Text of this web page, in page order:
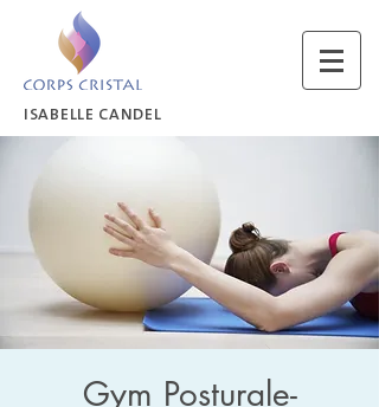
ISABELLE CANDEL
Gym Posturale-